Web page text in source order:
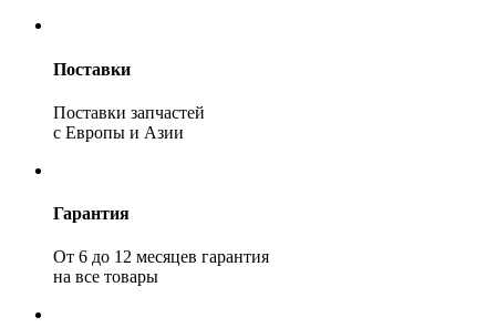
Поставки
Поставки запчастей
с Европы и Азии
Гарантия
От 6 до 12 месяцев гарантия
на все товары